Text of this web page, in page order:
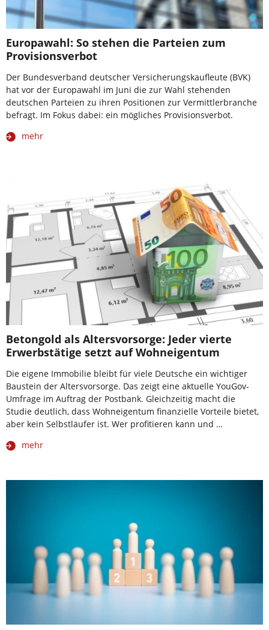
Europawahl: So stehen die Parteien zum
Provisionsverbot
Der Bundesverband deutscher Versicherungskaufleute (BVK)
hat vor der Europawahl im Juni die zur Wahl stehenden
deutschen Parteien zu ihren Positionen zur Vermittlerbranche
befragt. Im Fokus dabei: ein mögliches Provisionsverbot.
mehr
Betongold als Altersvorsorge: Jeder vierte
Erwerbstätige setzt auf Wohneigentum
Die eigene Immobilie bleibt für viele Deutsche ein wichtiger
Baustein der Altersvorsorge. Das zeigt eine aktuelle YouGov-
Umfrage im Auftrag der Postbank. Gleichzeitig macht die
Studie deutlich, dass Wohneigentum finanzielle Vorteile bietet,
aber kein Selbstläufer ist. Wer profitieren kann und …
mehr